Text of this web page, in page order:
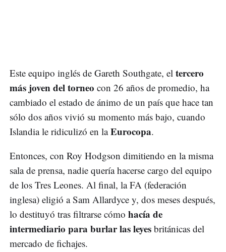
Este equipo inglés de Gareth Southgate, el tercero
más joven del torneo con 26 años de promedio, ha
cambiado el estado de ánimo de un país que hace tan
sólo dos años vivió su momento más bajo, cuando
Islandia le ridiculizó en laEurocopa.
Entonces, con Roy Hodgson dimitiendo en la misma
sala de prensa, nadie quería hacerse cargo del equipo
de los Tres Leones. Al final, la FA (federación
inglesa) eligió a Sam Allardyce y, dos meses después,
lo destituyó tras filtrarse cómo hacía de
intermediario para burlar las leyes británicas del
mercado de fichajes.